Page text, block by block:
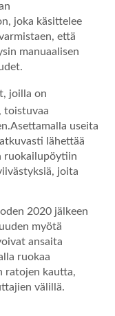
joka käsittelee
että
manuaalisen
joilla on
toistuvaa
useita
lähettää
ruokailupöytiin
joita
2020 jälkeen
myötä
ansaita
ruokaa
ratojen kautta,
välillä.